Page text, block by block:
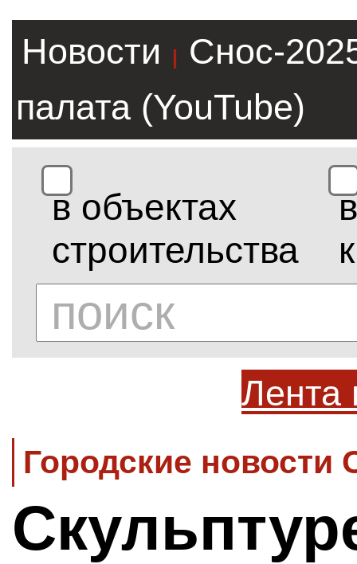
Новости |
Снос-
палата (YouTube)
в объектах
строительства
в
Лента
Городские новости